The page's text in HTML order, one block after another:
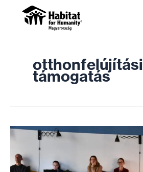
otthonfelújítási
támogatás